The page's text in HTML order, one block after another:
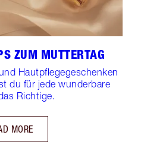
ZUM MUTTERTAG
Hautpflegegeschenken
du für jede wunderbare
Richtige.
MORE